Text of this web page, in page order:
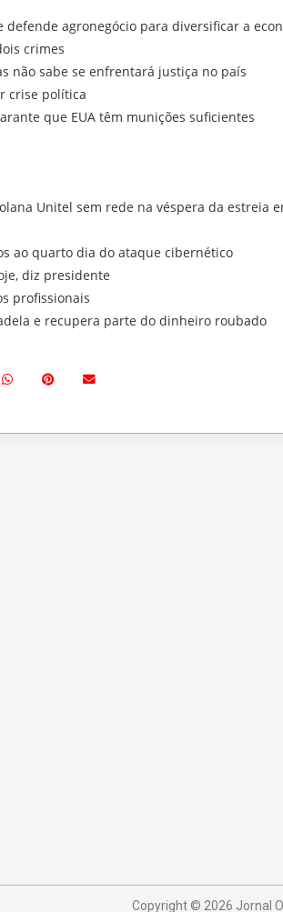
agronegócio para diversificar a
crimes
não sabe se enfrentará justiça no país
crise política
que EUA têm munições suficientes
Unitel sem rede na véspera da estreia
ao quarto dia do ataque cibernético
diz presidente
profissionais
e recupera parte do dinheiro roubado
Copyright © 2026 Jornal